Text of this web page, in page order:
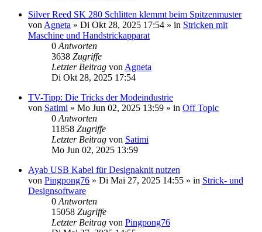
Silver Reed SK 280 Schlitten klemmt beim Spitzenmuster
von Agneta » Di Okt 28, 2025 17:54 » in Stricken mit
Maschine und Handstrickapparat
0 Antworten
3638 Zugriffe
Letzter Beitrag von Agneta
Di Okt 28, 2025 17:54
TV-Tipp: Die Tricks der Modeindustrie
von Satimi » Mo Jun 02, 2025 13:59 » in Off Topic
0 Antworten
11858 Zugriffe
Letzter Beitrag von Satimi
Mo Jun 02, 2025 13:59
Ayab USB Kabel für Designaknit nutzen
von Pingpong76 » Di Mai 27, 2025 14:55 » in Strick- und
Designsoftware
0 Antworten
15058 Zugriffe
Letzter Beitrag von Pingpong76